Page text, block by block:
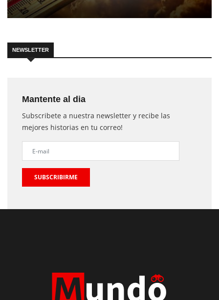
NEWSLETTER
Mantente al dia
Subscribete a nuestra newsletter y recibe las
mejores historias en tu correo!
SUBSCRIBIRME